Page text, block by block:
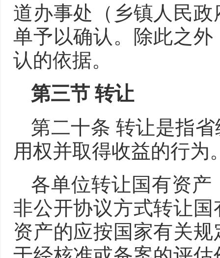
道办事处（乡镇人民
单予以确认。除此之
认的依据。
第三节 转让
第二十条 转让是指
用权并取得收益的行为
各单位转让国有资
非公开协议方式转让
资产的应按国家有关